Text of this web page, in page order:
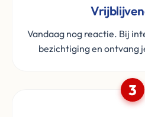
Vandaag nog reactie. Bij
bezichtiging en ontvang
3